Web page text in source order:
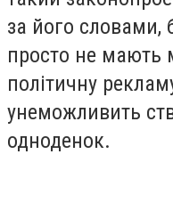
за його словами,
просто не мають
політичну
унеможливить
одноденок.